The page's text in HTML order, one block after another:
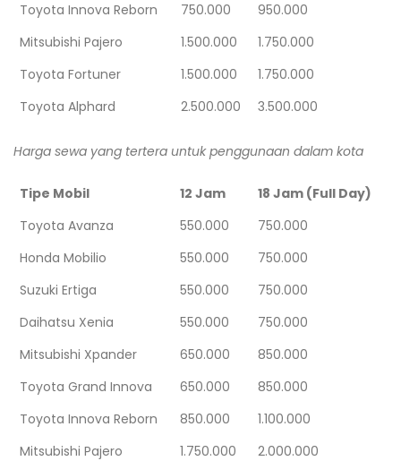
Toyota Innova Reborn 750.000
950.000
Mitsubishi Pajero
1.500.000
1.750.000
Toyota Fortuner
1.500.000
1.750.000
Toyota Alphard
2.500.000 3.500.000
Harga sewa yang tertera untuk penggunaan dalam kota
Tipe Mobil 12 Jam
18 Jam (Full Day)
Toyota Avanza
550.000
750.000
Honda Mobilio
550.000
750.000
Suzuki Ertiga
550.000
750.000
Daihatsu Xenia
550.000
750.000
Mitsubishi Xpander
650.000
850.000
Toyota Grand Innova
650.000
850.000
Toyota Innova Reborn
850.000
1.100.000
Mitsubishi Pajero
1.750.000
2.000.000